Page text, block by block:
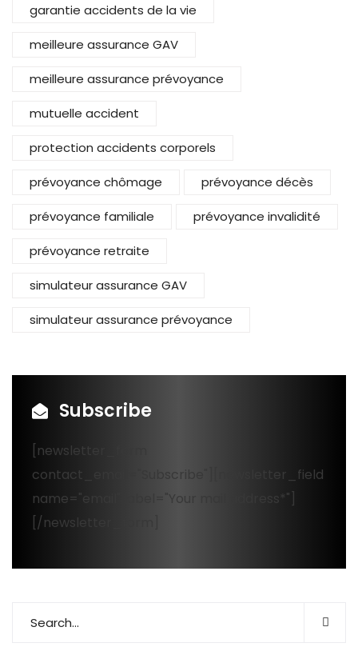
garantie accidents de la vie
meilleure assurance GAV
meilleure assurance prévoyance
mutuelle accident
protection accidents corporels
prévoyance chômage prévoyance décès
prévoyance familiale prévoyance invalidité
prévoyance retraite
simulateur assurance GAV
simulateur assurance prévoyance
Subscribe
[newsletter_form
contact_email="Subscribe"][newsletter_field
name="email" label="Your mail address*"]
[/newsletter_form]